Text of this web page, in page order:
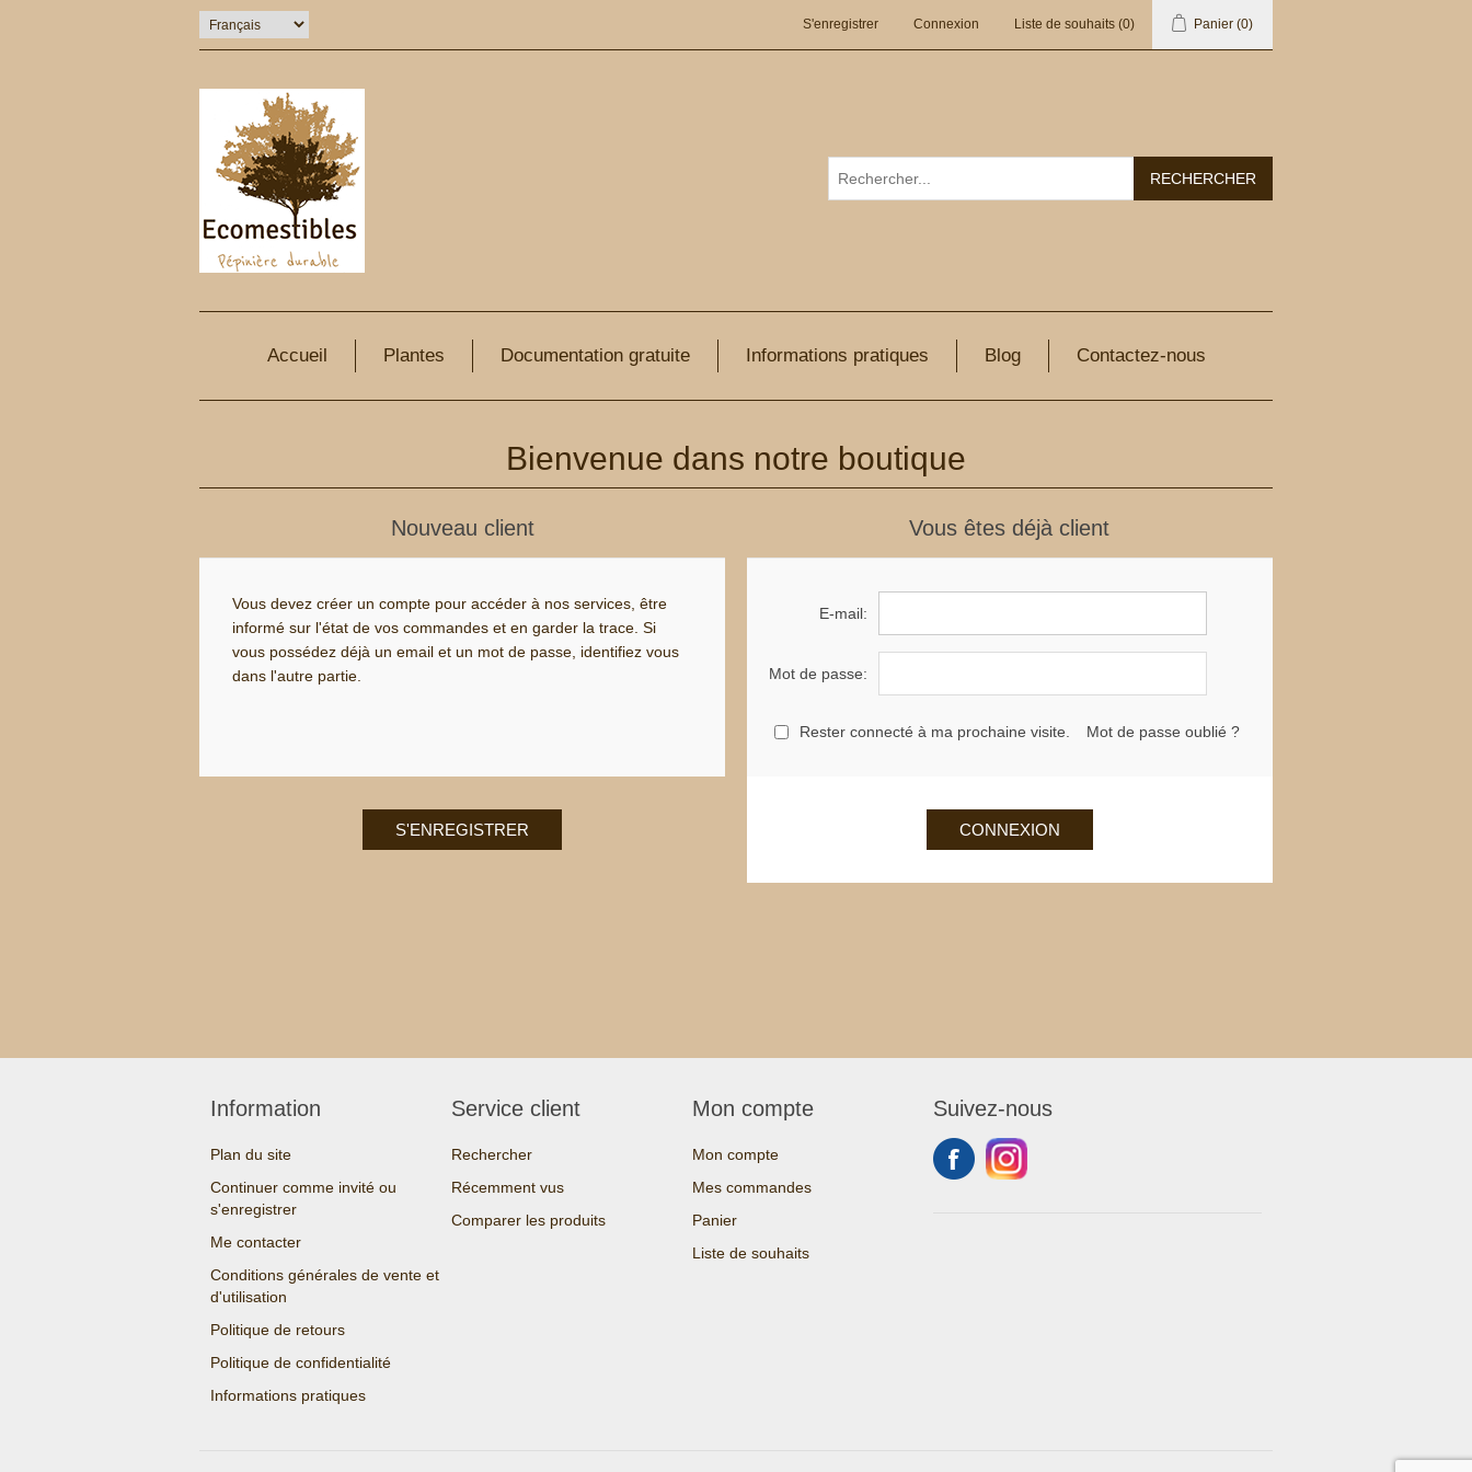
S'enregistrer Connexion Liste de souhaits (0) Panier (0)
Accueil Plantes Documentation gratuite Informations pratiques Blog Contactez-nous
Bienvenue dans notre boutique
Nouveau client
Vous devez créer un compte pour accéder à nos services, être
informé sur l'état de vos commandes et en garder la trace. Si
vous possédez déjà un email et un mot de passe, identifiez vous
dans l'autre partie.
Vous êtes déjà client
E-mail:
Mot de passe:
Rester connecté à ma prochaine visite. Mot de passe oublié ?
Information
Plan du site
Continuer comme invité ou
s'enregistrer
Me contacter
Conditions générales de vente et
d'utilisation
Politique de retours
Politique de confidentialité
Informations pratiques
Service client
Rechercher
Récemment vus
Comparer les produits
Mon compte
Mon compte
Mes commandes
Panier
Liste de souhaits
Suivez-nous